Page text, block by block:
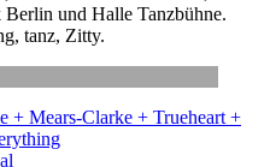
und Halle Tanzbühne.
tanz, Zitty.
+ Mears-Clarke + Trueheart +